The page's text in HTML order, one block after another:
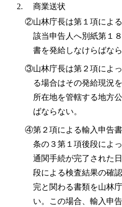
商業送状
②山林庁長は第１項によ
該当申告人へ別紙第１
書を発給しなけらばなら
③山林庁長は第２項によ
る場合はその発給現況
所在地を管轄する地方
ばならない。
④第２項による輸入申告
条の３第１項後段によ
通関手続が完了された
段による検査結果の確
完と関わる書類を山林
い。この場合、輸入申